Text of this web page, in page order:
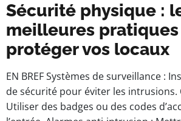
Sécurité physique :
meilleures
protéger vos locaux
EN BREF Systèmes de surveillance :
de sécurité pour éviter les intrusions.
Utiliser des badges ou des codes